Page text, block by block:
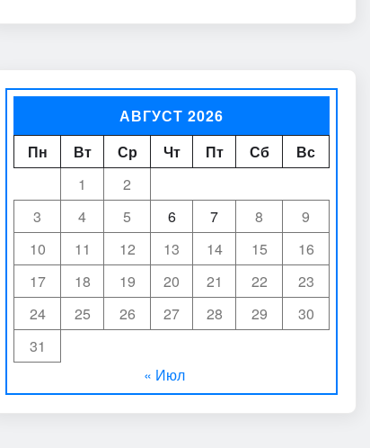
АВГУСТ 2026
Пн
Вт Ср Чт Пт Сб
Вс
1
2
3
4 5 6 7 8
9
10
11 12 13 14 15
16
17
18 19 20 21 22
23
24
25 26 27 28 29
30
31
« Июл